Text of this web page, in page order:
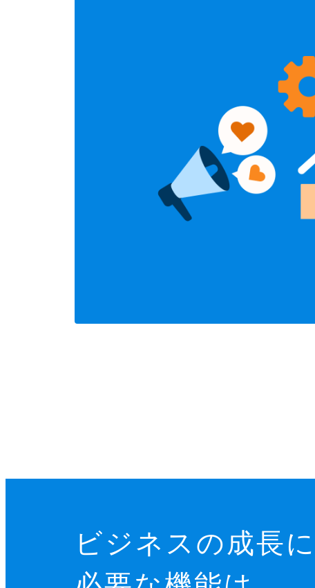
ビジネスの成長に